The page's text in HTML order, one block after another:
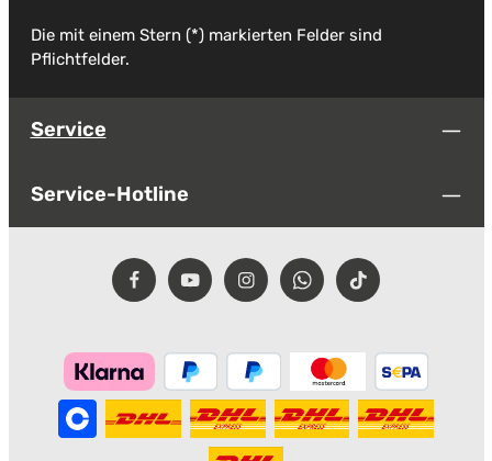
Die mit einem Stern (*) markierten Felder sind
Pflichtfelder.
Service
Service-Hotline